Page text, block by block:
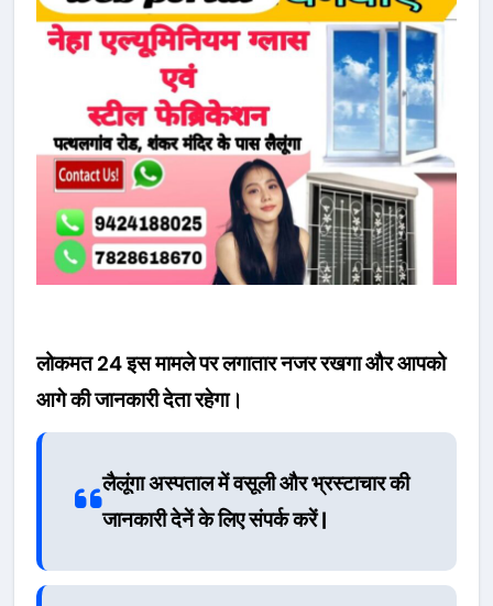
लोकमत 24 इस मामले पर लगातार नजर रखगा और आपको
आगे की जानकारी देता रहेगा।
लैलूंगा अस्पताल में वसूली और भ्रस्टाचार की
जानकारी देनें के लिए संपर्क करें |